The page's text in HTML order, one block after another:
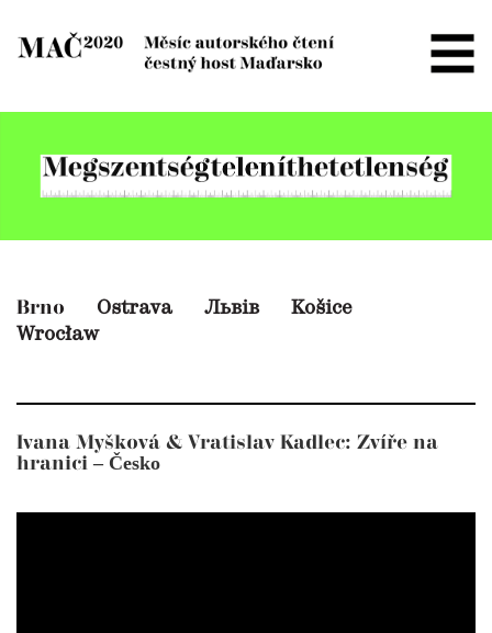
Brno Ostrava Львів
Košice
Wrocław
Ivana Myšková & Vratislav Kadlec: Zvíře na
hranici– Česko